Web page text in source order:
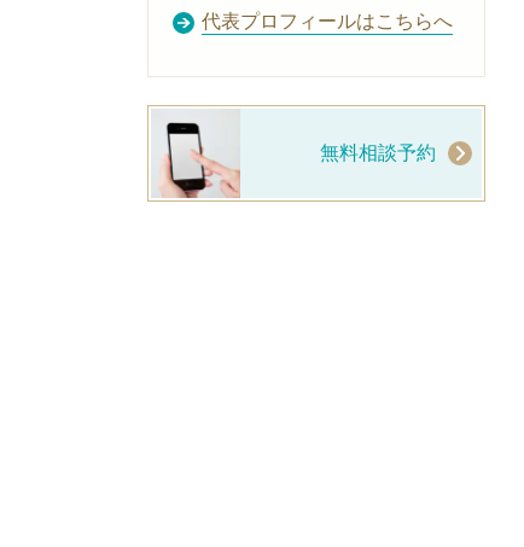
代表プロフィールはこちらへ
無料相談予約